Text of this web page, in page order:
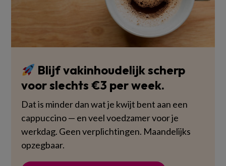
Blijf vakinhoudelijk scherp
voor slechts €3 per week.
Dat is minder dan wat je kwijt bent aan een
cappuccino — en veel voedzamer voor je
werkdag. Geen verplichtingen. Maandelijks
opzegbaar.